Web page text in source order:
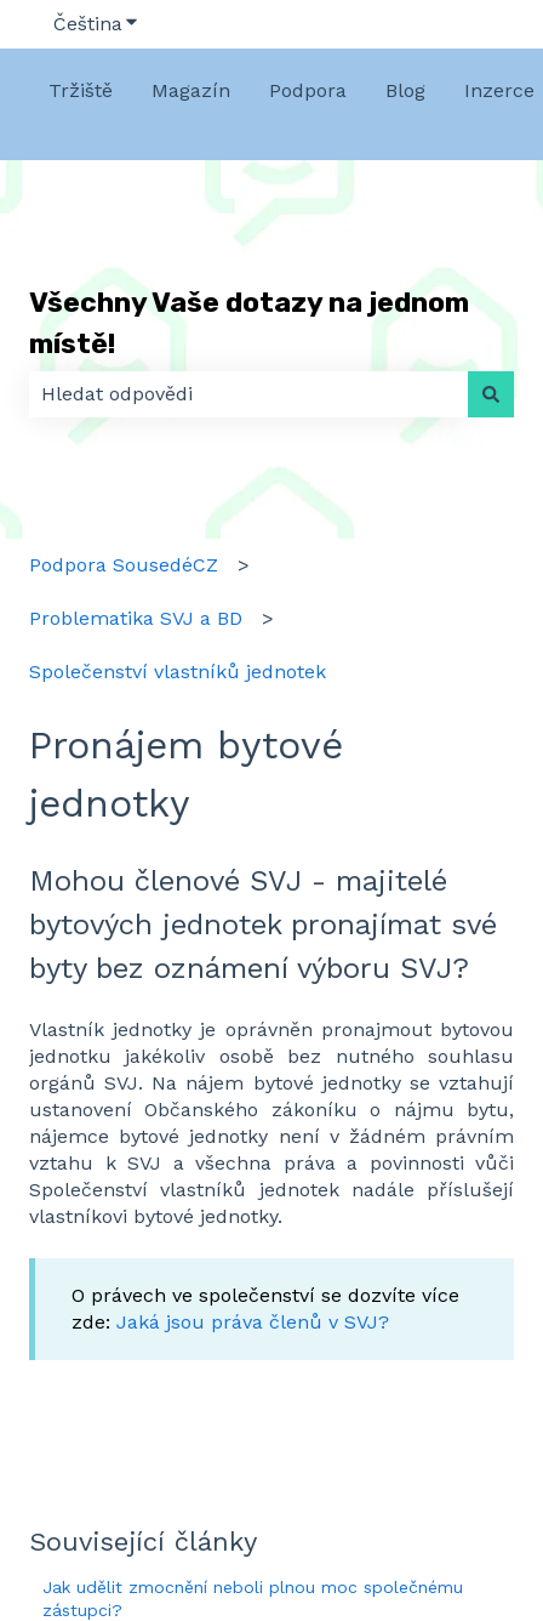
ČeštinaZobrazit podnabídku pro překlady
Tržiště Magazín Podpora Blog Inzerce
Všechny Vaše dotazy na jednom
místě!
K dispozici nejsou žádné návrhy, protože pole
Podpora SousedéCZ
Problematika SVJ a BD
Společenství vlastníků jednotek
Pronájem bytové
jednotky
Mohou členové SVJ - majitelé
bytových jednotek pronajímat své
byty bez oznámení výboru SVJ?
Vlastník jednotky je oprávněn pronajmout bytovou
jednotku jakékoliv osobě bez nutného souhlasu
orgánů SVJ. Na nájem bytové jednotky se vztahují
ustanovení Občanského zákoníku o nájmu bytu,
nájemce bytové jednotky není v žádném právním
vztahu k SVJ a všechna práva a povinnosti vůči
Společenství vlastníků jednotek nadále příslušejí
vlastníkovi bytové jednotky.
O právech ve společenství se dozvíte více
zde: Jaká jsou práva členů v SVJ?
Související články
Jak udělit zmocnění neboli plnou moc společnému
zástupci?